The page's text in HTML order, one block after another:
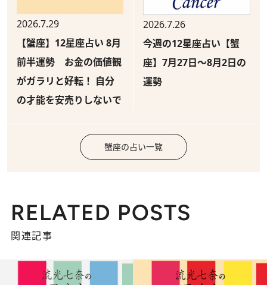
2026.7.29
【蟹座】12星座占い 8月
前半運勢 お金の価値観
がガラリと好転！ 自分
の才能を安売りしないで
2026.7.26
今週の12星座占い【蟹
座】7月27日～8月2日の
運勢
蟹座の占い一覧
RELATED POSTS
関連記事